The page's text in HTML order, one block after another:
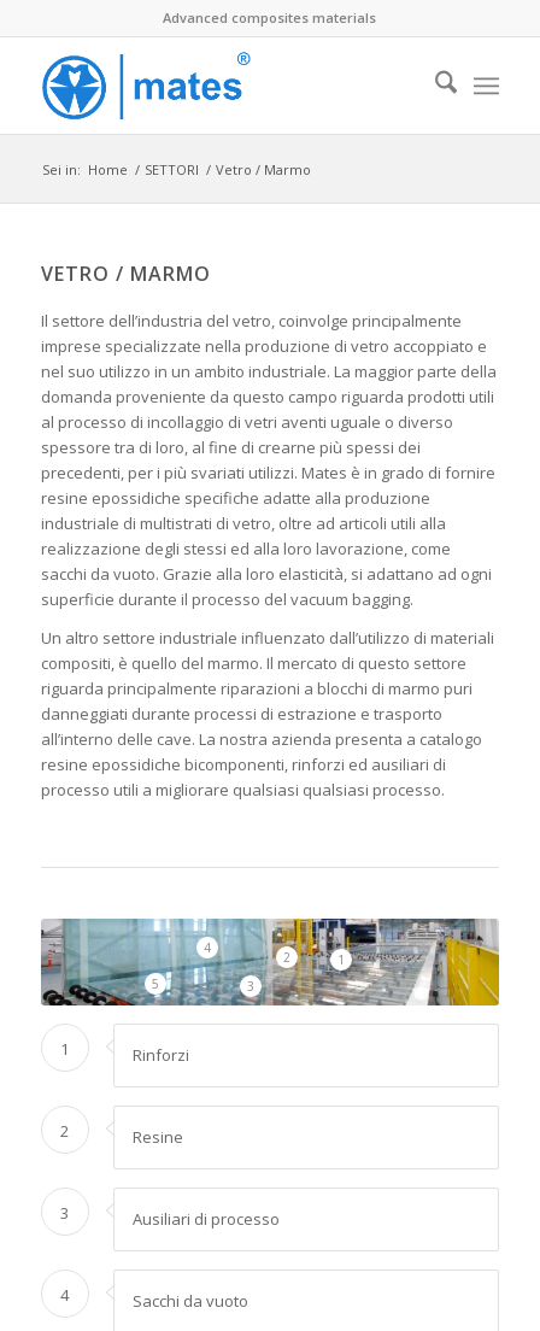
Advanced composites materials
Sei in: Home / SETTORI / Vetro / Marmo
VETRO / MARMO
Il settore dell’industria del vetro, coinvolge principalmente
imprese specializzate nella produzione di vetro accoppiato e
nel suo utilizzo in un ambito industriale. La maggior parte della
domanda proveniente da questo campo riguarda prodotti utili
al processo di incollaggio di vetri aventi uguale o diverso
spessore tra di loro, al fine di crearne più spessi dei
precedenti, per i più svariati utilizzi. Mates è in grado di fornire
resine epossidiche specifiche adatte alla produzione
industriale di multistrati di vetro, oltre ad articoli utili alla
realizzazione degli stessi ed alla loro lavorazione, come
sacchi da vuoto. Grazie alla loro elasticità, si adattano ad ogni
superficie durante il processo del vacuum bagging.
Un altro settore industriale influenzato dall’utilizzo di materiali
compositi, è quello del marmo. Il mercato di questo settore
riguarda principalmente riparazioni a blocchi di marmo puri
danneggiati durante processi di estrazione e trasporto
all’interno delle cave. La nostra azienda presenta a catalogo
resine epossidiche bicomponenti, rinforzi ed ausiliari di
processo utili a migliorare qualsiasi qualsiasi processo.
1
2
3
4
5
1 Rinforzi
2 Resine
3 Ausiliari di processo
4 Sacchi da vuoto